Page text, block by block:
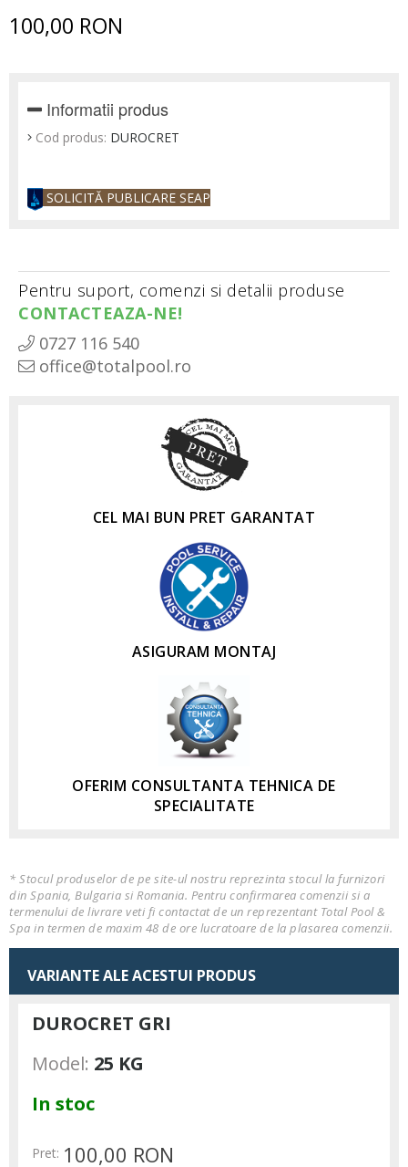
100,00 RON
Informatii produs
Cod produs: DUROCRET
SOLICITĂ PUBLICARE SEAP
Pentru suport, comenzi si detalii produse
CONTACTEAZA-NE!
0727 116 540
office@totalpool.ro
CEL MAI BUN PRET GARANTAT
ASIGURAM MONTAJ
OFERIM CONSULTANTA TEHNICA DE
SPECIALITATE
* Stocul produselor de pe site-ul nostru reprezinta stocul la furnizori
din Spania, Bulgaria si Romania. Pentru confirmarea comenzii si a
termenului de livrare veti fi contactat de un reprezentant Total Pool &
Spa in termen de maxim 48 de ore lucratoare de la plasarea comenzii.
VARIANTE ALE ACESTUI PRODUS
DUROCRET GRI
Model: 25 KG
In stoc
Pret: 100,00 RON